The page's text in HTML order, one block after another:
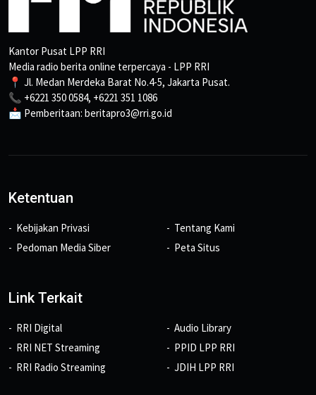
Kantor Pusat LPP RRI
Media radio berita online terpercaya - LPP RRI
📍 Jl. Medan Merdeka Barat No.4-5, Jakarta Pusat.
📞 +6221 350 0584, +6221 351 1086
📩 Pemberitaan: beritapro3@rri.go.id
Ketentuan
Kebijakan Privasi
Pedoman Media Siber
Tentang Kami
Peta Situs
Link Terkait
RRI Digital
RRI NET Streaming
RRI Radio Streaming
Audio Library
PPID LPP RRI
JDIH LPP RRI